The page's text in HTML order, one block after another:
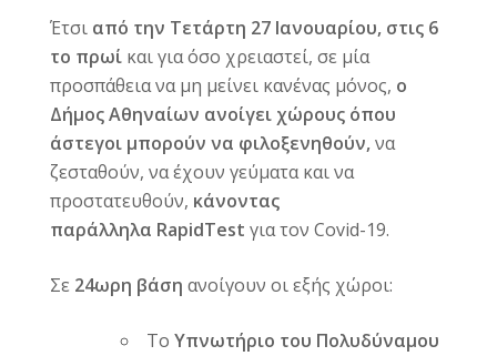
Έτσι από την Τετάρτη 27 Ιανουαρίου, στις 6
το πρωί και για όσο χρειαστεί, σε μία
προσπάθεια να μη μείνει κανένας μόνος, ο
Δήμος Αθηναίων ανοίγει χώρους όπου
άστεγοι μπορούν να φιλοξενηθούν,να
ζεσταθούν, να έχουν γεύματα και να
προστατευθούν, κάνοντας
παράλληλα RapidTest για τον Covid-19.
Σε 24ωρη βάση ανοίγουν οι εξής χώροι:
Το Υπνωτήριο του Πολυδύναμου